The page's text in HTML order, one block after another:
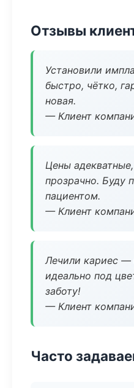
Отзывы
Установили
быстро, чётко,
новая.
— Клиент
Цены
прозрачно. Буду
пациентом.
— Клиент
Лечили кариес —
идеально под
заботу!
— Клиент
Часто